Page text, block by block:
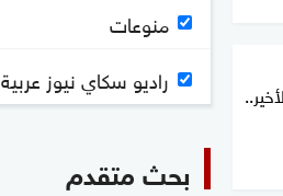
منوعات
راديو سكاي نيوز عربية
بحث متقدم